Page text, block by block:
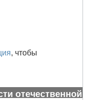
, чтобы
отечественной